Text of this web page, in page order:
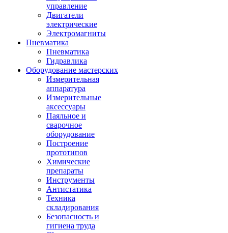
управление
Двигатели
электрические
Электромагниты
Пневматика
Пневматика
Гидравлика
Оборудование мастерских
Измерительная
аппаратура
Измерительные
аксессуары
Паяльное и
сварочное
оборудование
Построение
прототипов
Химические
препараты
Инструменты
Aнтистатика
Техника
складирования
Безопасность и
гигиена труда